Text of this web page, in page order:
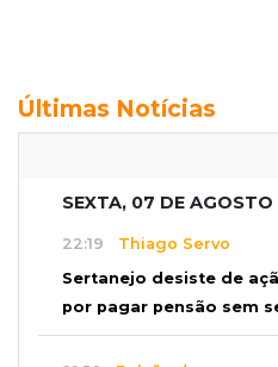
Últimas Notícias
SEXTA, 07 DE AGOSTO
22:19 Thiago Servo
Sertanejo desiste de
por pagar pensão sem